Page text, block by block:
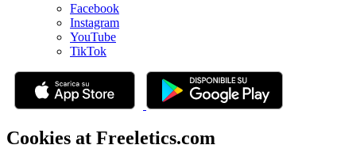
Facebook
Instagram
YouTube
TikTok
Cookies at Freeletics.com